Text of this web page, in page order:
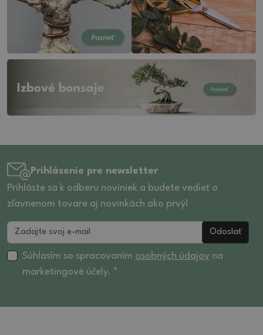
Prihlásenie pre newsletter
Prihláste sa k odberu noviniek a budete vedieť o
zľavnenom tovare aj novinkách ako prvý!
Odoslať
Súhlasím so spracovaním osobných údajov na
marketingové účely. *